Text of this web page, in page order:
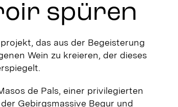
spüren
das aus der Begeisterung
Wein zu kreieren, der dieses
de Pals, einer privilegierten
Gebirgsmassive Begur und